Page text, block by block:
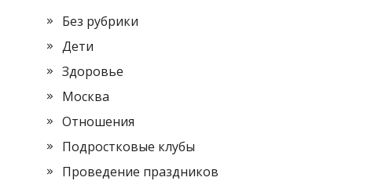
Без рубрики
Дети
Здоровье
Москва
Отношения
Подростковые клубы
Проведение праздников